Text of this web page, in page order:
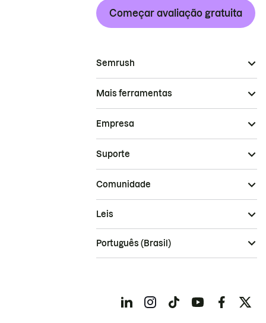
Começar avaliação gratuita
Semrush
Mais ferramentas
Empresa
Suporte
Comunidade
Leis
Português (Brasil)